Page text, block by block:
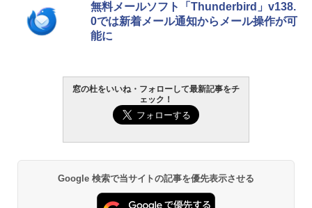
無料メールソフト「Thunderbird」v138.
0では新着メール通知からメール操作が可
能に
窓の杜をいいね・フォローして最新記事をチ
ェック！
Google 検索で当サイトの記事を優先表示させる